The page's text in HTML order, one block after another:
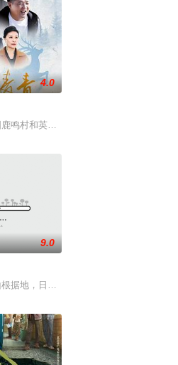
，蓬头垢面口齿
集团以求查出未婚妻离奇死亡的真相。两
4.0
鸣村和英国牛津，麦香通过视频向米良
建立冀南银
状元，却渴望寻求强国之路。他毅然弃政
专业挑战与境外竞争，通过创新实践实
9.0
据地，日军大队长野田天一、中队长三